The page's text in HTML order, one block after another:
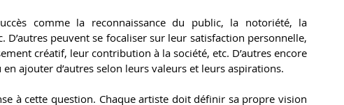
comme la reconnaissance du public, la notoriété, la
D’autres peuvent se focaliser sur leur satisfaction personnelle,
créatif, leur contribution à la société, etc. D’autres encore
ajouter d’autres selon leurs valeurs et leurs aspirations.
à cette question. Chaque artiste doit définir sa propre vision